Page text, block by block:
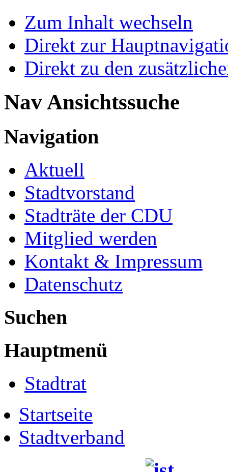
Zum Inhalt wechseln
Direkt zur
Direkt zu den
Nav Ansichtssuche
Navigation
Aktuell
Stadtvorstand
Stadträte der CDU
Mitglied werden
Kontakt & Impressum
Datenschutz
Suchen
Hauptmenü
Stadtrat
Startseite
Stadtverband